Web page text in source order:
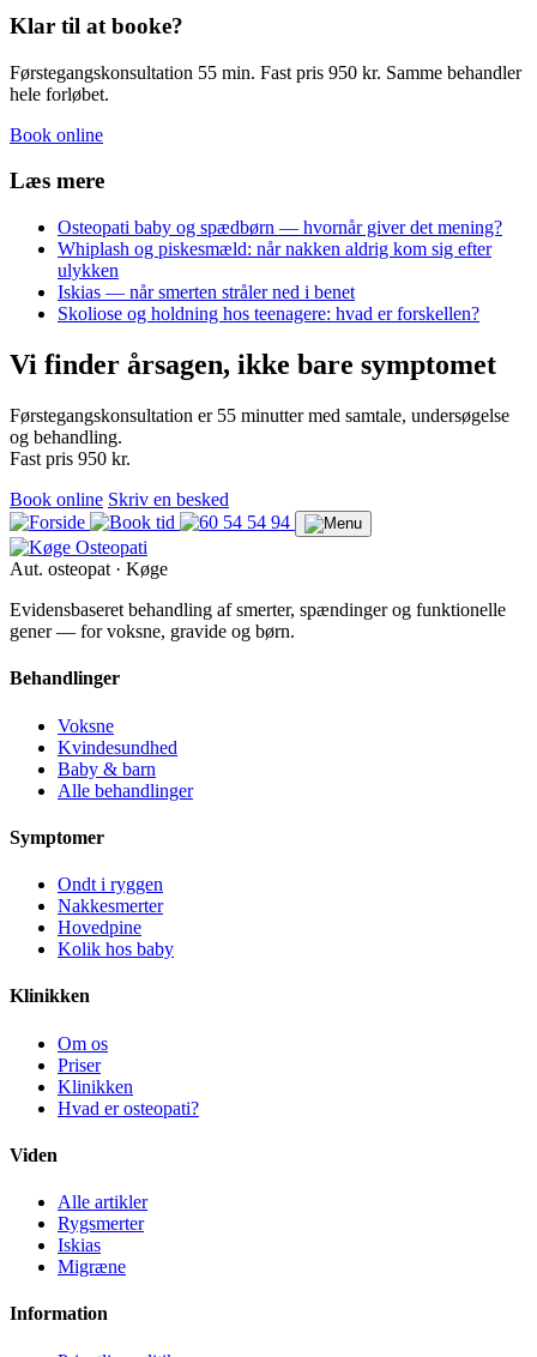
Klar til at booke?
Førstegangskonsultation 55 min. Fast pris 950 kr. Samme behandler
hele forløbet.
Book online
Læs mere
Osteopati baby og spædbørn — hvornår giver det mening?
Whiplash og piskesmæld: når nakken aldrig kom sig efter
ulykken
Iskias — når smerten stråler ned i benet
Skoliose og holdning hos teenagere: hvad er forskellen?
Vi finder årsagen, ikke bare symptomet
Førstegangskonsultation er 55 minutter med samtale, undersøgelse
og behandling.
Fast pris 950 kr.
Book online Skriv en besked
Aut. osteopat · Køge
Evidensbaseret behandling af smerter, spændinger og funktionelle
gener — for voksne, gravide og børn.
Behandlinger
Voksne
Kvindesundhed
Baby & barn
Alle behandlinger
Symptomer
Ondt i ryggen
Nakkesmerter
Hovedpine
Kolik hos baby
Klinikken
Om os
Priser
Klinikken
Hvad er osteopati?
Viden
Alle artikler
Rygsmerter
Iskias
Migræne
Information